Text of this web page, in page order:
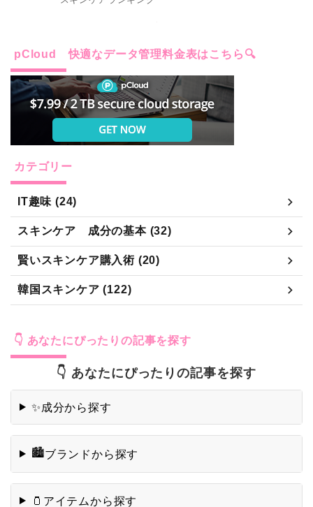
カテゴリー
IT趣味 (24)
スキンケア 成分の基本 (32)
賢いスキンケア購入術 (20)
韓国スキンケア (122)
👇 あなたにぴったりの記事を探す
👇 あなたにぴったりの記事を探す
✨成分から探す
🏙️ブランドから探す
🫙アイテムから探す
😄肌質から探す